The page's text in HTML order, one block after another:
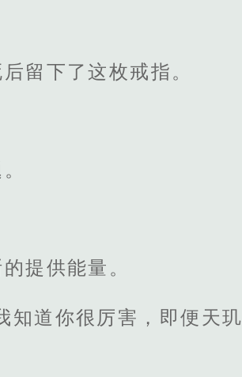
留下了这枚戒指。
提供能量。
知道你很厉害，即便天玑